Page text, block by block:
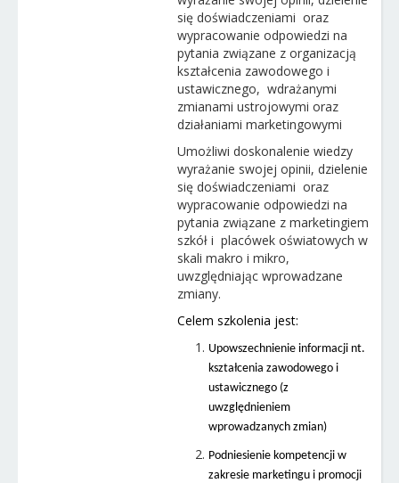
się doświadczeniami oraz
wypracowanie odpowiedzi na
pytania związane z organizacją
kształcenia zawodowego i
ustawicznego, wdrażanymi
zmianami ustrojowymi oraz
działaniami marketingowymi
Umożliwi doskonalenie wiedzy
wyrażanie swojej opinii, dzielenie
się doświadczeniami oraz
wypracowanie odpowiedzi na
pytania związane z marketingiem
szkół i placówek oświatowych w
skali makro i mikro,
uwzględniając wprowadzane
zmiany.
Celem szkolenia jest:
Upowszechnienie informacji nt.
kształcenia zawodowego i
ustawicznego (z
uwzględnieniem
wprowadzanych zmian)
Podniesienie kompetencji w
zakresie marketingu i promocji